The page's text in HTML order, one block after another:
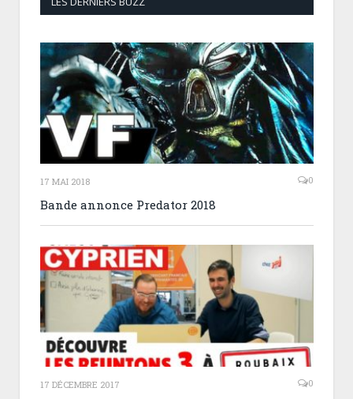
17 MAI 2018 0
Bande annonce Predator 2018
17 DÉCEMBRE 2017 0